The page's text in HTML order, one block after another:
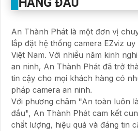
An Thành Phát là một đơn vị
lắp đặt hệ thống camera EZviz
Việt Nam. Với nhiều năm kinh
an ninh, An Thành Phát đã trở
tin cậy cho mọi khách hàng có
pháp camera an ninh.
Với phương châm "An toàn luôn
đầu", An Thành Phát cam kết
chất lượng, hiệu quả và đáng tin